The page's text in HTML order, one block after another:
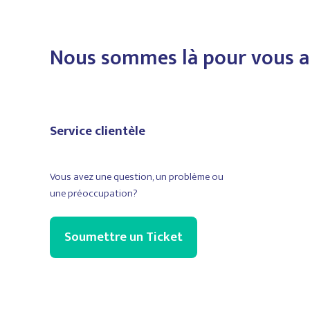
Nous sommes là pour vous
Service clientèle
Vous avez une question, un problème ou
une préoccupation?
Soumettre un Ticket